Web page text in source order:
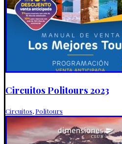
Circuitos Politours 2023
Circuitos, Politours